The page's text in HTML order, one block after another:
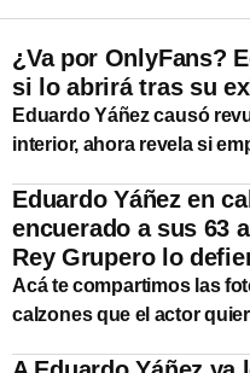
¿Va por OnlyFans?
si lo abrirá tras su
Eduardo Yáñez causó
interior, ahora revela si
Eduardo Yáñez en
encuerado a sus 63
Rey Grupero lo
Acá te compartimos las
calzones que el actor